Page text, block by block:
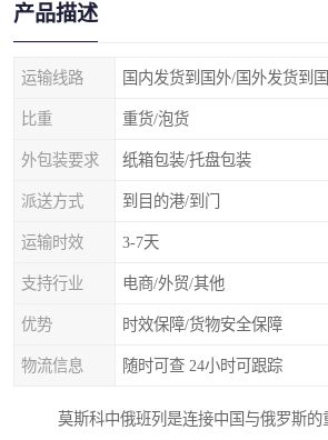
产品描述
运输线路 国内发货到国外/国外发货到
比重 重货/泡货
外包装要求 纸箱包装/托盘包装
派送方式 到目的港/到门
运输时效 3-7天
支持行业 电商/外贸/其他
优势 时效保障/货物安全保障
物流信息 随时可查 24小时可跟踪
莫斯科中俄班列是连接中国与俄罗斯的